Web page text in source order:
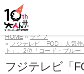
HOME
ライフ
フジテレビ「FOD」人気
ト」、2位「コード・ブル
フジテレビ「